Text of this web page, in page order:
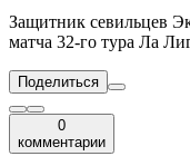
Защитник севильцев
матча 32-го тура Ла
Поделиться
0
комментарии